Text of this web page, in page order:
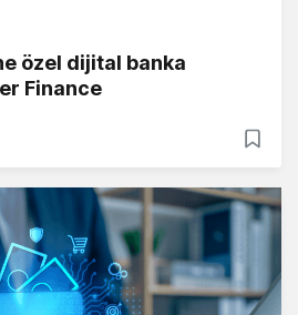
özel dijital banka
Finance